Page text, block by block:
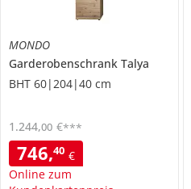
MONDO
Garderobenschrank Talya
BHT 60|204|40 cm
746,40 €
Online zum
1.244,00 €***